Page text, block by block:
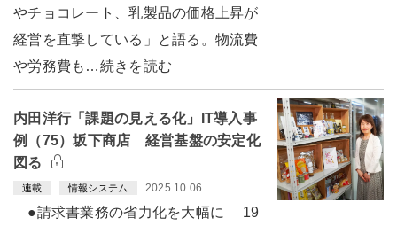
やチョコレート、乳製品の価格上昇が
経営を直撃している」と語る。物流費
や労務費も…続きを読む
内田洋行「課題の見える化」IT導入事
例（75）坂下商店 経営基盤の安定化
図る
連載 情報システム 2025.10.06
●請求書業務の省力化を大幅に 19